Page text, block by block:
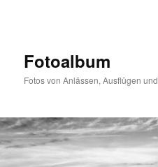
Fotoalbum
Fotos von Anlässen, Ausflügen